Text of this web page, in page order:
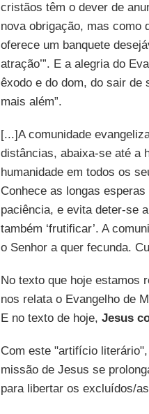
cristãos têm o dever de
nova obrigação, mas como
oferece um banquete
atração’”. E a alegria do
êxodo e do dom, do sair de
mais além”.
[...]A comunidade
distâncias, abaixa-se até a
humanidade em todos os
Conhece as longas
paciência, e evita deter-se
também ‘frutificar’. A
o Senhor a quer fecunda.
No texto que hoje estamos
nos relata o Evangelho de
E no texto de hoje, Jesus
Com este "artifício
missão de Jesus se
para libertar os excluídos/